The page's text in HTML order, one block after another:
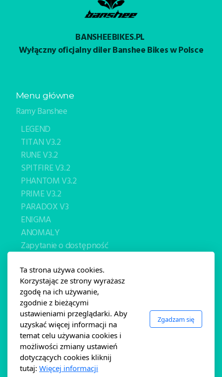
BANSHEEBIKES.PL
Wyłączny oficjalny diler Banshee Bikes w Polsce
Menu główne
Ramy Banshee
LEGEND
TITAN V3.2
RUNE V3.2
SPITFIRE V3.2
PHANTOM V3.2
PRIME V3.2
PARADOX V3
ENIGMA
ANOMALY
Zapytanie o dostępność
Kontakt
O NAS
Pozostałe informacje
Wybór dropoutów
Regulamin i wymiana/zwroty
Gwarancja Banshee
Polityka Prywatności
Ta strona używa cookies.
Korzystając ze strony wyrażasz
zgodę na ich używanie,
zgodnie z bieżącymi
ustawieniami przeglądarki. Aby
uzyskać więcej informacji na
temat celu używania cookies i
możliwości zmiany ustawień
dotyczących cookies kliknij
tutaj: Więcej informacji
Zgadzam się